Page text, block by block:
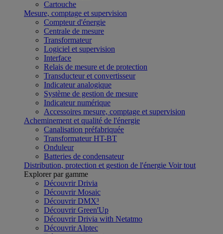
Cartouche
Mesure, comptage et supervision
Compteur d'énergie
Centrale de mesure
Transformateur
Logiciel et supervision
Interface
Relais de mesure et de protection
Transducteur et convertisseur
Indicateur analogique
Système de gestion de mesure
Indicateur numérique
Accessoires mesure, comptage et supervision
Acheminement et qualité de l'énergie
Canalisation préfabriquée
Transformateur HT-BT
Onduleur
Batteries de condensateur
Distribution, protection et gestion de l'énergie Voir tout
Explorer par gamme
Découvrir Drivia
Découvrir Mosaic
Découvrir DMX³
Découvrir Green'Up
Découvrir Drivia with Netatmo
Découvrir Alptec